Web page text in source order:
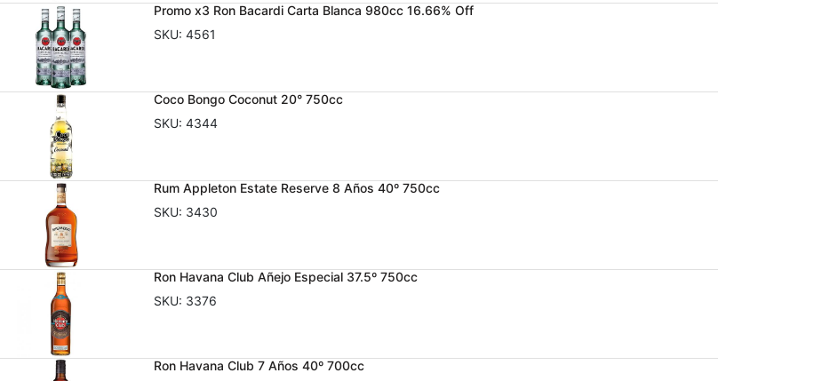
Promo x3 Ron Bacardi Carta Blanca 980cc 16.66% Off
SKU: 4561
Coco Bongo Coconut 20° 750cc
SKU: 4344
Rum Appleton Estate Reserve 8 Años 40º 750cc
SKU: 3430
Ron Havana Club Añejo Especial 37.5º 750cc
SKU: 3376
Ron Havana Club 7 Años 40º 700cc